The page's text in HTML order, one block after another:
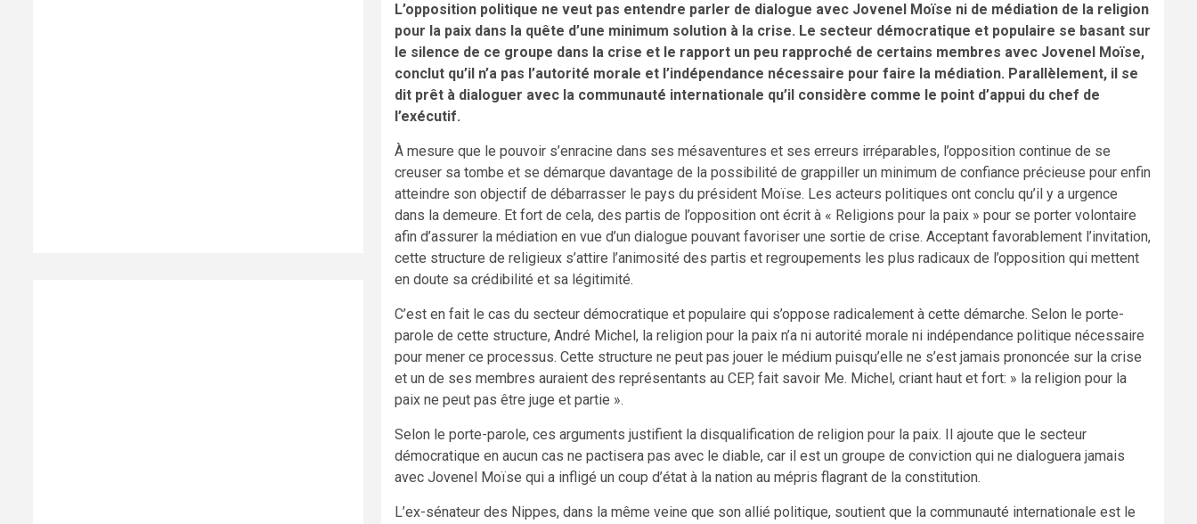
L’opposition politique ne veut pas entendre parler de dialogue avec Jovenel Moïse ni de médiation de la religion
pour la paix dans la quête d’une minimum solution à la crise. Le secteur démocratique et populaire se basant sur
le silence de ce groupe dans la crise et le rapport un peu rapproché de certains membres avec Jovenel Moïse,
conclut qu’il n’a pas l’autorité morale et l’indépendance nécessaire pour faire la médiation. Parallèlement, il se
dit prêt à dialoguer avec la communauté internationale qu’il considère comme le point d’appui du chef de
l’exécutif.
À mesure que le pouvoir s’enracine dans ses mésaventures et ses erreurs irréparables, l’opposition continue de se
creuser sa tombe et se démarque davantage de la possibilité de grappiller un minimum de confiance précieuse pour enfin
atteindre son objectif de débarrasser le pays du président Moïse. Les acteurs politiques ont conclu qu’il y a urgence
dans la demeure. Et fort de cela, des partis de l’opposition ont écrit à « Religions pour la paix » pour se porter volontaire
afin d’assurer la médiation en vue d’un dialogue pouvant favoriser une sortie de crise. Acceptant favorablement l’invitation,
cette structure de religieux s’attire l’animosité des partis et regroupements les plus radicaux de l’opposition qui mettent
en doute sa crédibilité et sa légitimité.
C’est en fait le cas du secteur démocratique et populaire qui s’oppose radicalement à cette démarche. Selon le porte-
parole de cette structure, André Michel, la religion pour la paix n’a ni autorité morale ni indépendance politique nécessaire
pour mener ce processus. Cette structure ne peut pas jouer le médium puisqu’elle ne s’est jamais prononcée sur la crise
et un de ses membres auraient des représentants au CEP, fait savoir Me. Michel, criant haut et fort: » la religion pour la
paix ne peut pas être juge et partie ».
Selon le porte-parole, ces arguments justifient la disqualification de religion pour la paix. Il ajoute que le secteur
démocratique en aucun cas ne pactisera pas avec le diable, car il est un groupe de conviction qui ne dialoguera jamais
avec Jovenel Moïse qui a infligé un coup d’état à la nation au mépris flagrant de la constitution.
L’ex-sénateur des Nippes, dans la même veine que son allié politique, soutient que la communauté internationale est le